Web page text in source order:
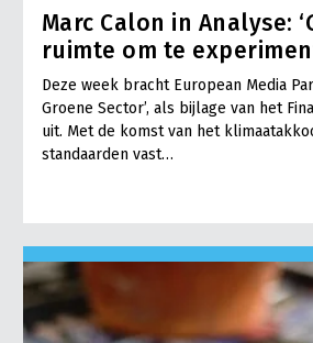
Marc Calon in Analyse:
ruimte om te
Deze week bracht European Media
Groene Sector’, als bijlage van het
uit. Met de komst van het
standaarden vast…